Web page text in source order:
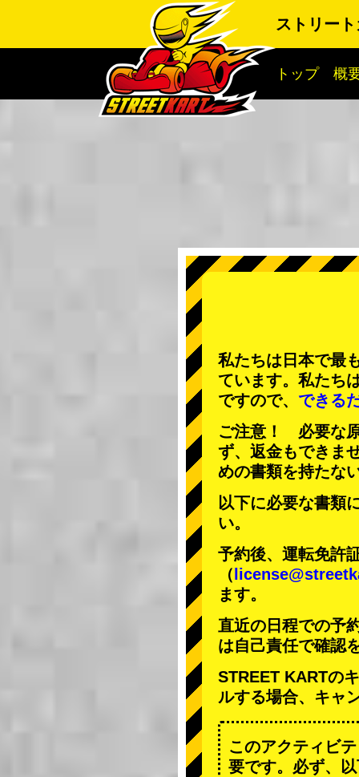
ストリー
トップ 概
私たちは日本で最
ています。私たち
ですので、 できる
ご注意！ 必要な
ず、返金もできま
めの書類を持たな
以下に必要な書類
い。
予約後、運転免許
（
ます。
直近の日程での予
は自己責任で確認
STREET KARTの
ルする場合、キャ
このアクティビ
要です。必ず、